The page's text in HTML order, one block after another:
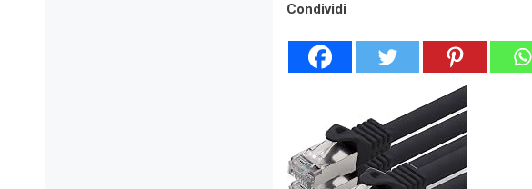
Condividi